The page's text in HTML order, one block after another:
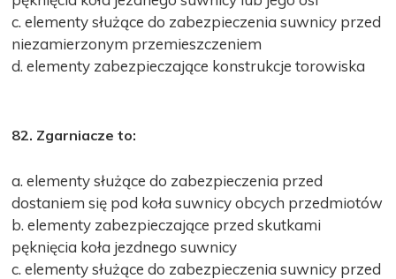
c. elementy służące do zabezpieczenia suwnicy przed
niezamierzonym przemieszczeniem
d. elementy zabezpieczające konstrukcje torowiska
82. Zgarniacze to:
a. elementy służące do zabezpieczenia przed
dostaniem się pod koła suwnicy obcych przedmiotów
b. elementy zabezpieczające przed skutkami
pęknięcia koła jezdnego suwnicy
c. elementy służące do zabezpieczenia suwnicy przed